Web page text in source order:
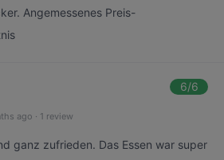
Angemessenes Preis-
6/6
ago · 1 review
ganz zufrieden. Das Essen war super